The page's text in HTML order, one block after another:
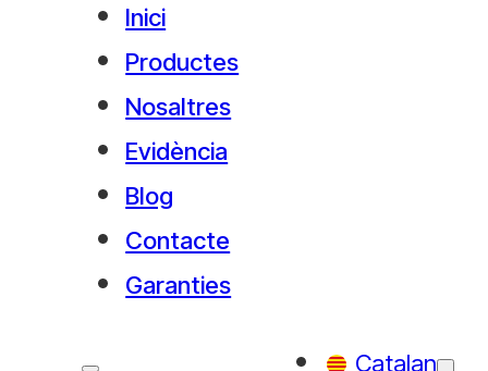
Inici
Productes
Nosaltres
Evidència
Blog
Contacte
Garanties
Catalan
El llenguatge
El nostre cos és una